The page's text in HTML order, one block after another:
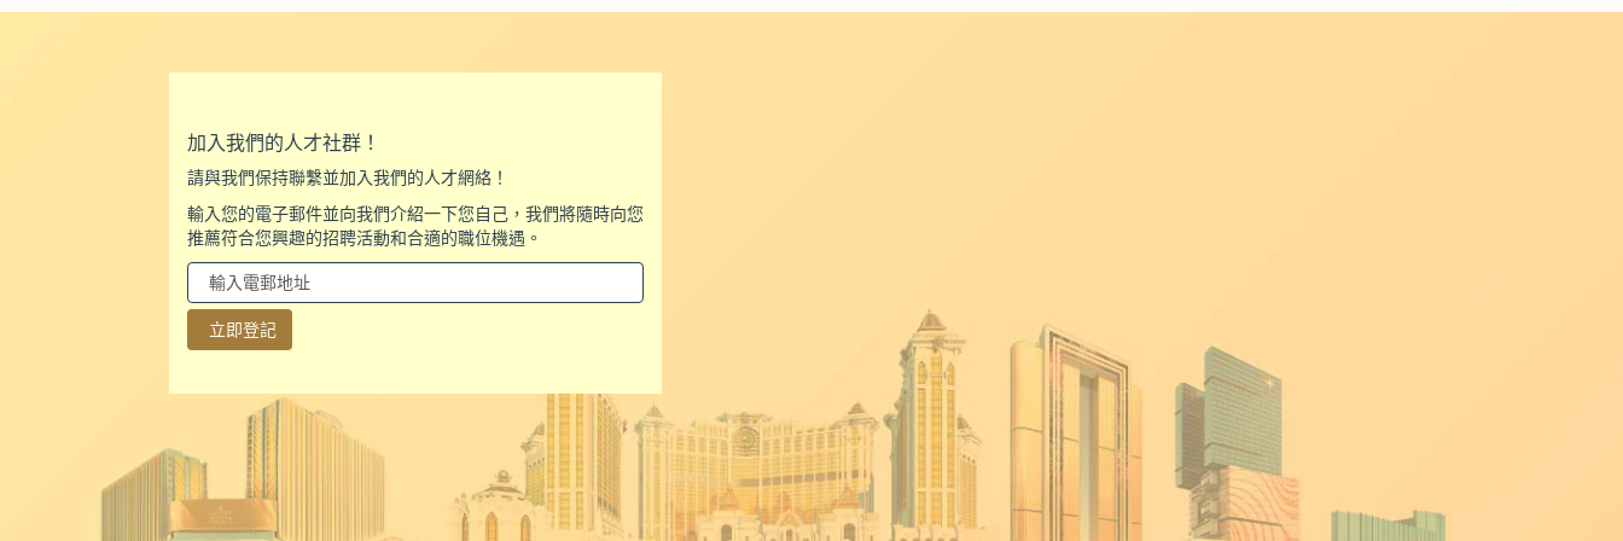
加入我們的人才社群！
請與我們保持聯繫並加入我們的人才網絡！
輸入您的電子郵件並向我們介紹一下您自己，我們將隨時向您
推薦符合您興趣的招聘活動和合適的職位機遇。